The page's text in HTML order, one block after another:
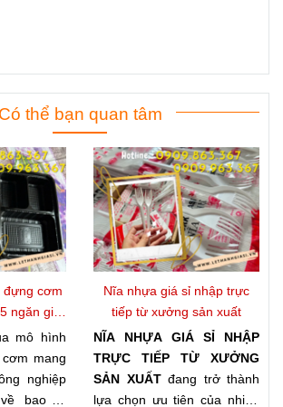
Có thể bạn quan tâm
đựng cơm
ngăn giá
mô hình
mang
nghiệp
bao bì
Nĩa nhựa giá sỉ nhập trực
tiếp từ xưởng sản xuất
NĨA NHỰA GIÁ SỈ NHẬP
TRỰC TIẾP TỪ XƯỞNG
SẢN XUẤT đang trở thành
lựa chọn ưu tiên của nhiều